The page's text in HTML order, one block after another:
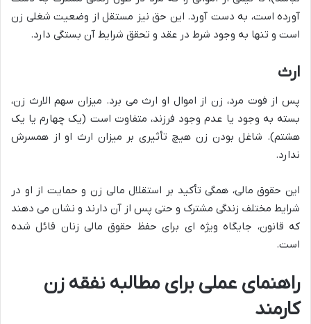
آورده است، به دست آورد. این حق نیز مستقل از وضعیت شغلی زن
است و تنها به وجود شرط در عقد و تحقق شرایط آن بستگی دارد.
ارث
پس از فوت مرد، زن از اموال او ارث می برد. میزان سهم الارث زن،
بسته به وجود یا عدم وجود فرزند، متفاوت است (یک چهارم یا یک
هشتم). شاغل بودن زن هیچ تأثیری بر میزان ارث او از همسرش
ندارد.
این حقوق مالی، همگی تأکید بر استقلال مالی زن و حمایت از او در
شرایط مختلف زندگی مشترک و حتی پس از آن دارند و نشان می دهند
که قانون، جایگاه ویژه ای برای حفظ حقوق مالی زنان قائل شده
است.
راهنمای عملی برای مطالبه نفقه زن
کارمند